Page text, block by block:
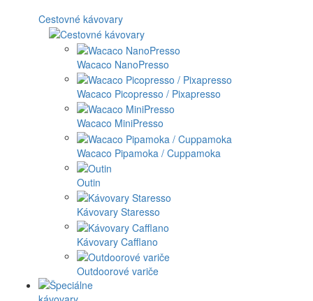
Cestovné kávovary
Wacaco NanoPresso
Wacaco Picopresso / Pixapresso
Wacaco MiniPresso
Wacaco Pipamoka / Cuppamoka
Outin
Kávovary Staresso
Kávovary Cafflano
Outdoorové variče